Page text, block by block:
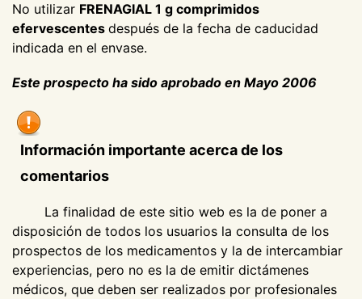
No utilizar FRENAGIAL 1 g comprimidos
efervescentes después de la fecha de caducidad
indicada en el envase.
Este prospecto ha sido aprobado en Mayo 2006
Información importante acerca de los
comentarios
La finalidad de este sitio web es la de poner a
disposición de todos los usuarios la consulta de los
prospectos de los medicamentos y la de intercambiar
experiencias, pero no es la de emitir dictámenes
médicos, que deben ser realizados por profesionales